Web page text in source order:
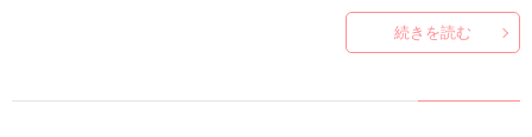
続きを読む